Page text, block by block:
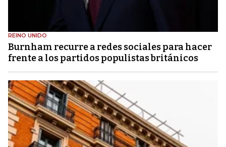
REINO UNIDO
Burnham recurre a redes sociales para hacer
frente a los partidos populistas británicos